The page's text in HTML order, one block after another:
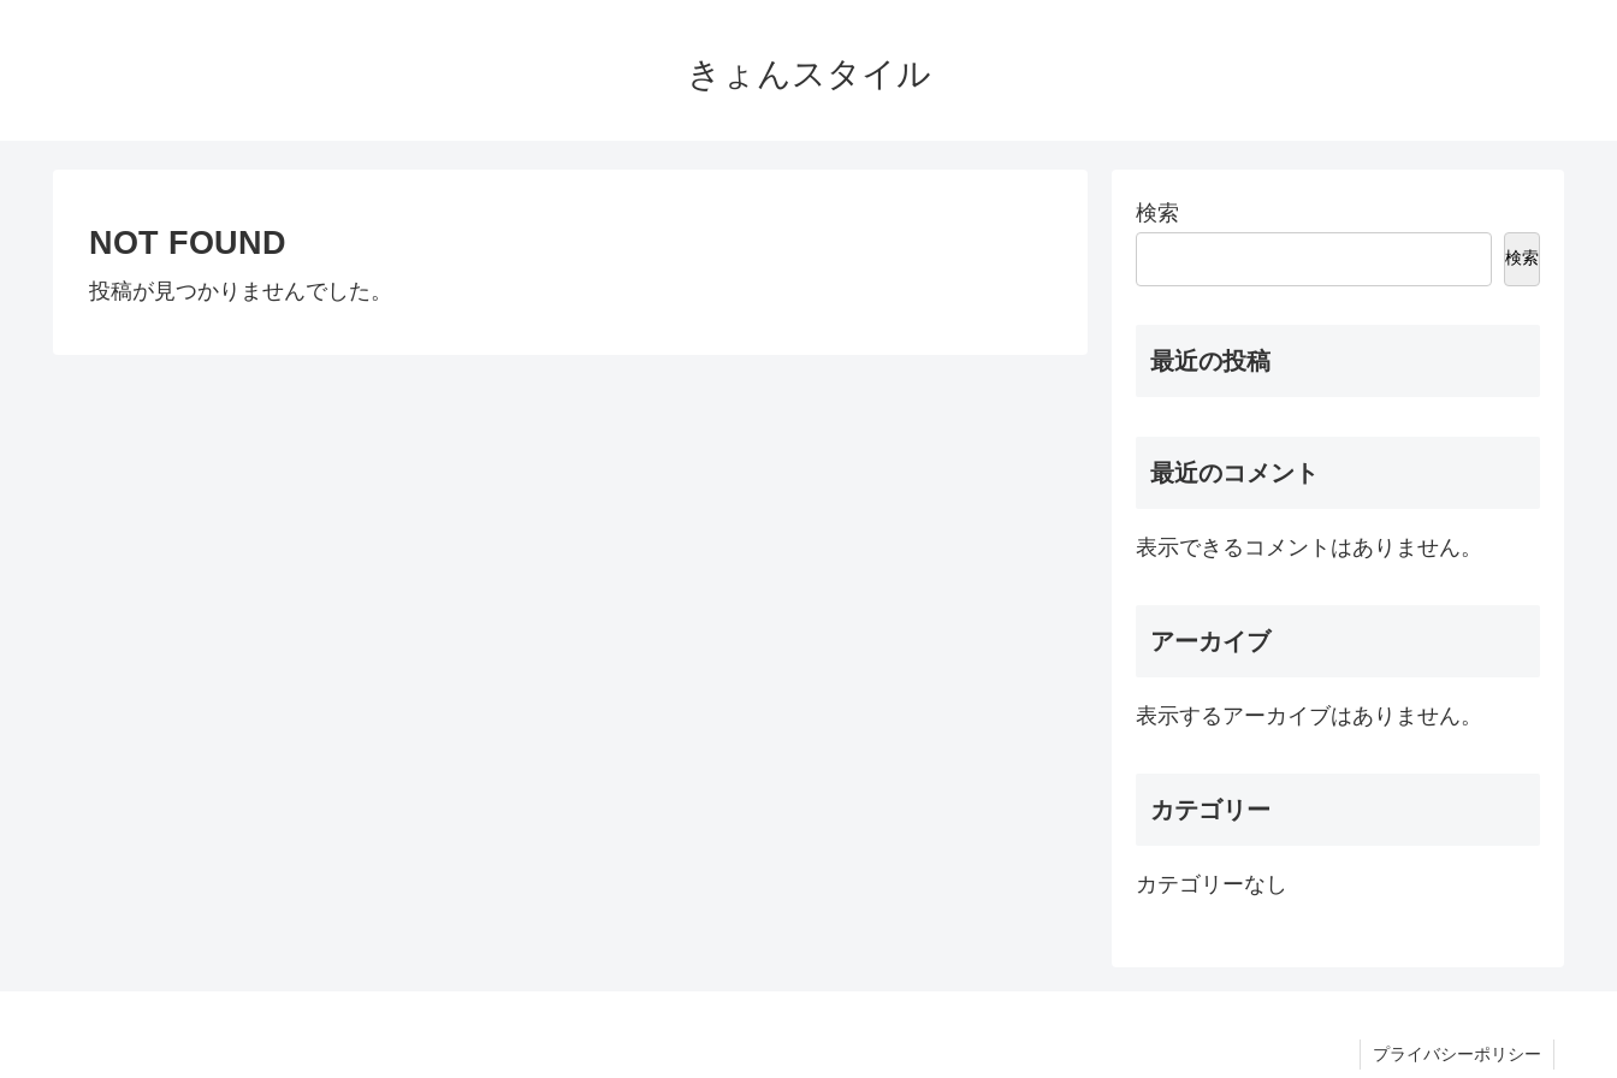
きょんスタイル
NOT FOUND
投稿が見つかりませんでした。
検索
検索
最近の投稿
最近のコメント
表示できるコメントはありません。
アーカイブ
表示するアーカイブはありません。
カテゴリー
カテゴリーなし
プライバシーポリシー